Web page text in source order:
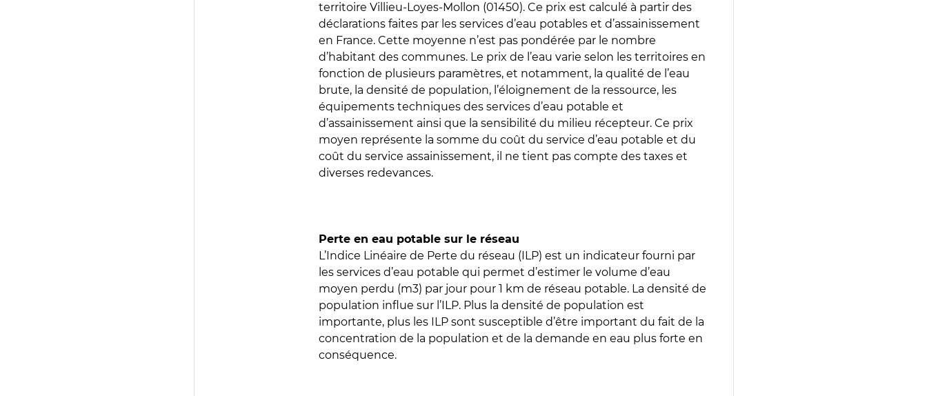
territoire Villieu-Loyes-Mollon (01450). Ce prix est calculé à partir des
déclarations faites par les services d’eau potables et d’assainissement
en France. Cette moyenne n’est pas pondérée par le nombre
d’habitant des communes. Le prix de l’eau varie selon les territoires en
fonction de plusieurs paramètres, et notamment, la qualité de l’eau
brute, la densité de population, l’éloignement de la ressource, les
équipements techniques des services d’eau potable et
d’assainissement ainsi que la sensibilité du milieu récepteur. Ce prix
moyen représente la somme du coût du service d’eau potable et du
coût du service assainissement, il ne tient pas compte des taxes et
diverses redevances.
Perte en eau potable sur le réseau
L’Indice Linéaire de Perte du réseau (ILP) est un indicateur fourni par
les services d’eau potable qui permet d’estimer le volume d’eau
moyen perdu (m3) par jour pour 1 km de réseau potable. La densité de
population influe sur l’ILP. Plus la densité de population est
importante, plus les ILP sont susceptible d’être important du fait de la
concentration de la population et de la demande en eau plus forte en
conséquence.